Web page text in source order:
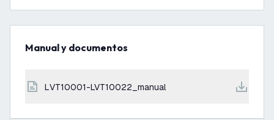
Manual y documentos
LVT10001-LVT10022_manual